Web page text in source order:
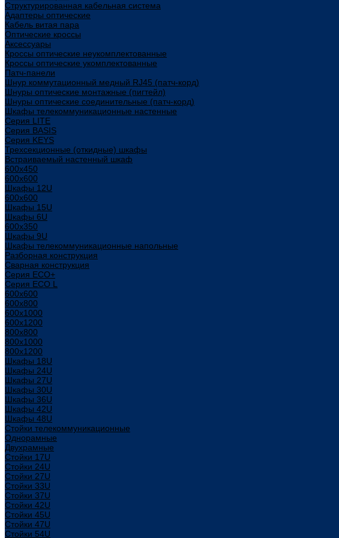
Структурированная кабельная система
Адаптеры оптические
Кабель витая пара
Оптические кроссы
Аксессуары
Кроссы оптические неукомплектованные
Кроссы оптические укомплектованные
Патч-панели
Шнур коммутационный медный RJ45 (патч-корд)
Шнуры оптические монтажные (пигтейл)
Шнуры оптические соединительные (патч-корд)
Шкафы телекоммуникационные настенные
Cерия LITE
Cерия BASIS
Cерия KEYS
Трехсекционные (откидные) шкафы
Встраиваемый настенный шкаф
600x450
600x600
Шкафы 12U
600x600
Шкафы 15U
Шкафы 6U
600x350
Шкафы 9U
Шкафы телекоммуникационные напольные
Разборная конструкция
Сварная конструкция
Серия ECO+
Серия ECO L
600x600
600x800
600х1000
600х1200
800x800
800х1000
800х1200
Шкафы 18U
Шкафы 24U
Шкафы 27U
Шкафы 30U
Шкафы 36U
Шкафы 42U
Шкафы 48U
Стойки телекоммуникационные
Однорамные
Двухрамные
Стойки 17U
Стойки 24U
Стойки 27U
Стойки 33U
Стойки 37U
Стойки 42U
Стойки 45U
Стойки 47U
Стойки 54U